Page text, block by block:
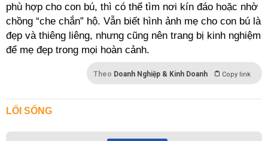
phù hợp cho con bú, thì có thể tìm nơi kín đáo hoặc nhờ
chồng “che chắn” hộ. Vẫn biết hình ảnh mẹ cho con bú là
đẹp và thiêng liêng, nhưng cũng nên trang bị kinh nghiệm
để mẹ đẹp trong mọi hoàn cảnh.
Theo Doanh Nghiệp & Kinh Doanh Copy link
LỐI SỐNG